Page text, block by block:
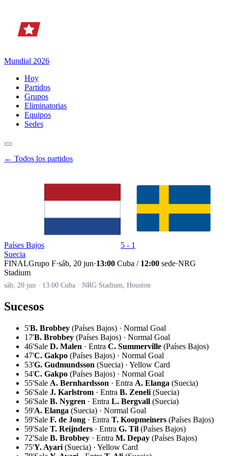
Mundial 2026
Hoy
Partidos
Grupos
Eliminatorias
Equipos
Sedes
← Todos los partidos
Países Bajos
5 - 1
Suecia
FINALGrupo F·sáb, 20 jun·13:00 Cuba / 12:00 sede·NRG
Stadium
sáb, 20 jun · 13:00 Cuba · NRG Stadium, Houston
Sucesos
5'B. Brobbey (Países Bajos) · Normal Goal
17'B. Brobbey (Países Bajos) · Normal Goal
46'Sale D. Malen · Entra C. Summerville (Países Bajos)
47'C. Gakpo (Países Bajos) · Normal Goal
53'G. Gudmundsson (Suecia) · Yellow Card
54'C. Gakpo (Países Bajos) · Normal Goal
55'Sale A. Bernhardsson · Entra A. Elanga (Suecia)
56'Sale J. Karlstrom · Entra B. Zeneli (Suecia)
56'Sale B. Nygren · Entra L. Bergvall (Suecia)
59'A. Elanga (Suecia) · Normal Goal
59'Sale F. de Jong · Entra T. Koopmeiners (Países Bajos)
59'Sale T. Reijnders · Entra G. Til (Países Bajos)
72'Sale B. Brobbey · Entra M. Depay (Países Bajos)
75'Y. Ayari (Suecia) · Yellow Card